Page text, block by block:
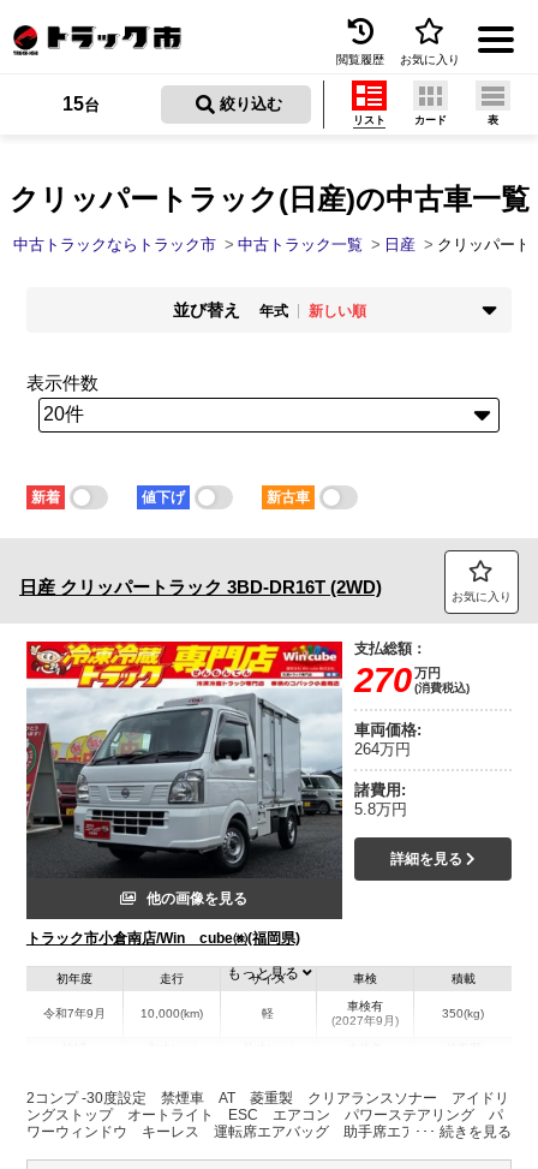
トラック買取
トラック市とは
保存した検索条件
トラック市FC会員専用ページはこちら
閲覧履歴 お気に入り
クリッパートラック(日産)の中古車一覧
15台 絞り込む
リスト カード 表
中古トラックならトラック市 中古トラック一覧 日産 クリッパート
並び替え 年式
新しい順
新着順
走行距離
少ない順
多い順
価格
安い順
高い順
少ない順
多い順
短い順
表示件数
新着 値下げ 新古車
日産 クリッパートラック 3BD-DR16T (2WD) お気に入り
他の画像を見る
トラック市小倉南店/Win cube㈱(福岡県)
支払総額：
270万円
(消費税込)
車両価格:
264万円
諸費用:
5.8万円
詳細を見る
初年度
令和7年9月
走行
10,000(km)
サイズ
軽
車検
車検有
(2027年9月)
積載
350(kg)
福岡県
W:1,200
H:1,055
- 無
もっと見る
2コンプ -30度設定 禁煙車 AT 菱重製 クリアランスソナー アイドリ
ングストップ オートライト ESC エアコン パワーステアリング パ
ワーウィンドウ キーレス 運転席エアバッグ 助手席エアバッグ